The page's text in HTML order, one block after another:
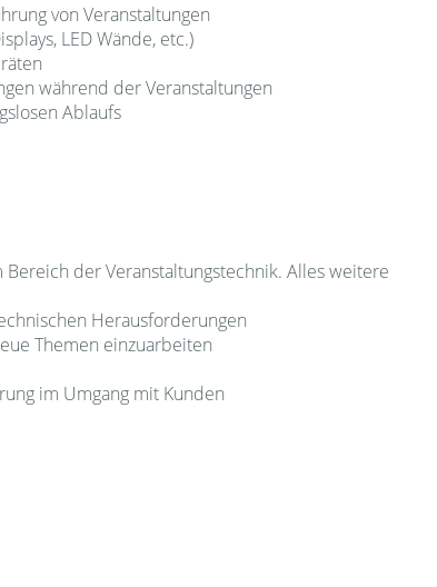
von Veranstaltungen
LED Wände, etc.)
während der Veranstaltungen
Ablaufs
der Veranstaltungstechnik. Alles weitere
Herausforderungen
Themen einzuarbeiten
im Umgang mit Kunden